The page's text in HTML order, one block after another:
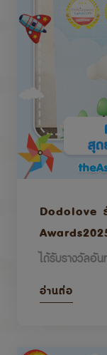
Dodolove
ได้รับรางวัลอั
อ่านต่อ